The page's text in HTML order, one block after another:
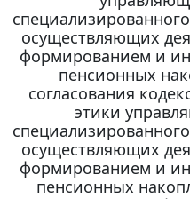
осуществляющих
формированием и
пенсионных
согласования
этики
осуществляющих
формированием и
пенсионных